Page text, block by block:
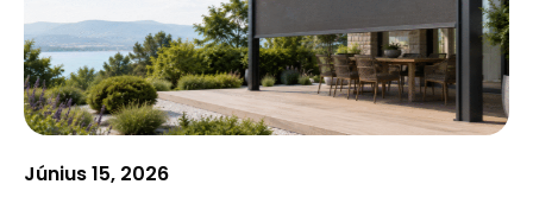
Június 15, 2026